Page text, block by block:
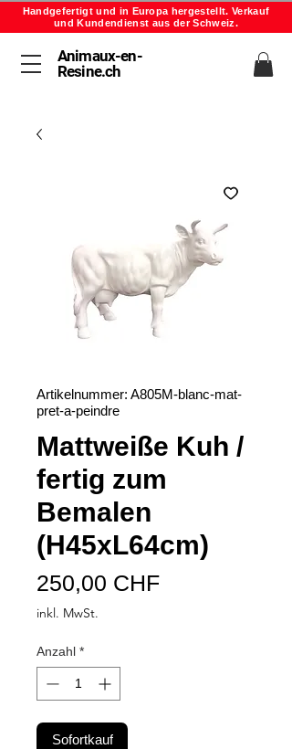
Animaux-en-
Resine.ch
Handgefertigt und in Europa hergestellt. Verkauf
und Kundendienst aus der Schweiz.
Artikelnummer: A805M-blanc-mat-
pret-a-peindre
Mattweiße Kuh /
fertig zum
Bemalen
(H45xL64cm)
250,00 CHFPreis
inkl. MwSt.
Anzahl *
Sofortkauf